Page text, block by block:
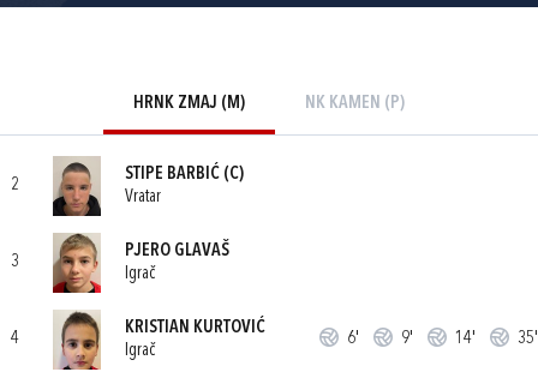
HRNK ZMAJ (M) NK KAMEN (P)
2
STIPE BARBIĆ (C)
Vratar
3
PJERO GLAVAŠ
Igrač
4
KRISTIAN KURTOVIĆ
Igrač
6' 9' 14' 35'